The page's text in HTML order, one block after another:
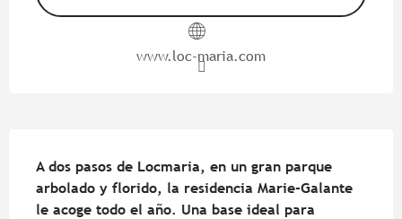
www.loc-maria.com
A dos pasos de Locmaria, en un gran parque
arbolado y florido, la residencia Marie-Galante
le acoge todo el año. Una base ideal para